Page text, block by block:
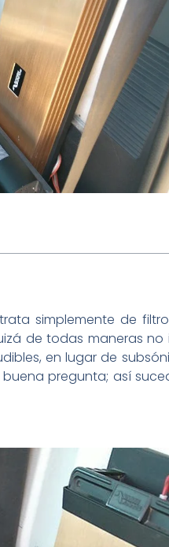
simplemente de
de todas maneras
en lugar de
pregunta; así